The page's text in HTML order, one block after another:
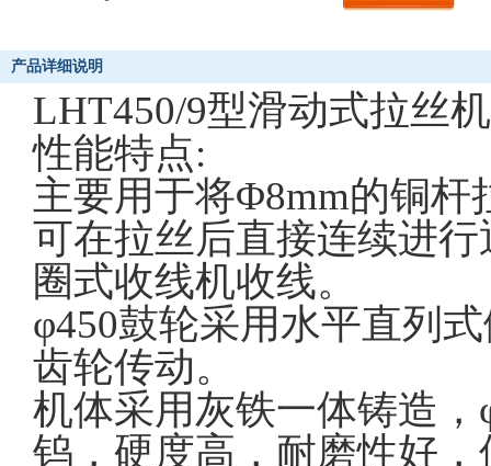
产品详细说明
LHT450/9型滑动式拉丝
性能特点:
主要用于将Φ8mm的铜杆
可在拉丝后直接连续进
圈式收线机收线。
φ450鼓轮采用水平直列
齿轮传动。
机体采用灰铁一体铸造
钨，硬度高，耐磨性好